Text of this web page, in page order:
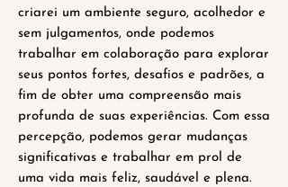
criarei um ambiente seguro, acolhedor e
sem julgamentos, onde podemos
trabalhar em colaboração para explorar
seus pontos fortes, desafios e padrões, a
fim de obter uma compreensão mais
profunda de suas experiências. Com essa
percepção, podemos gerar mudanças
significativas e trabalhar em prol de
uma vida mais feliz, saudável e plena.